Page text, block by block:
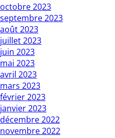
octobre 2023
septembre 2023
août 2023
juillet 2023
juin 2023
mai 2023
avril 2023
mars 2023
février 2023
janvier 2023
décembre 2022
novembre 2022